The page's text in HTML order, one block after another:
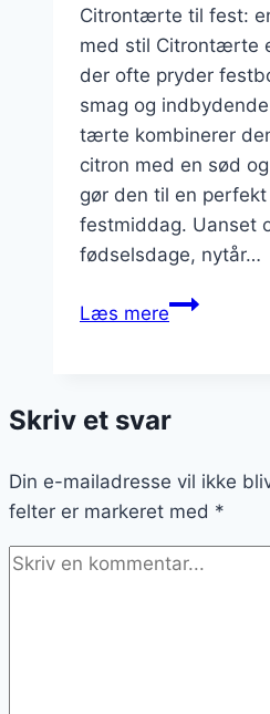
Citrontærte til fest:
med stil Citrontærte
der ofte pryder
smag og
tærte kombinerer
citron med en sød
gør den til en
festmiddag. Uanset
fødselsdage, nytår…
Læs mereCitrontærte
og
Skriv et svar
Din e-mailadresse vil ikke
felter er markeret med *